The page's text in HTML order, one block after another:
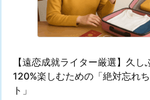
【遠恋成就ライター厳選】久
120%楽しむための「絶対忘れ
ト」